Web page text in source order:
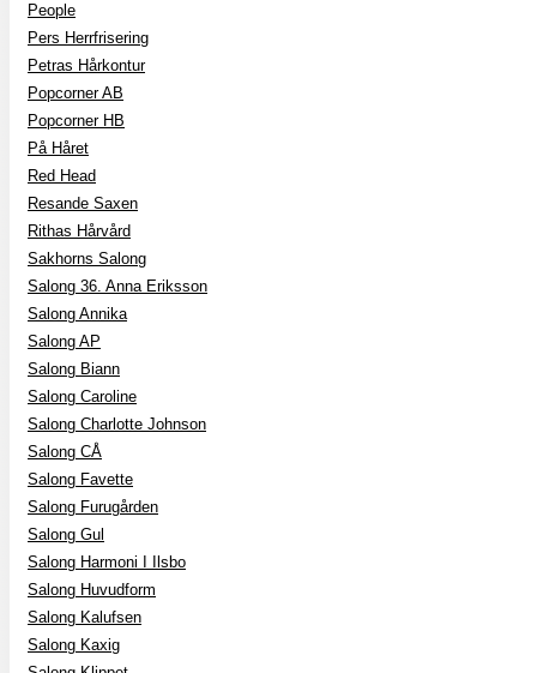
People
Pers Herrfrisering
Petras Hårkontur
Popcorner AB
Popcorner HB
På Håret
Red Head
Resande Saxen
Rithas Hårvård
Sakhorns Salong
Salong 36. Anna Eriksson
Salong Annika
Salong AP
Salong Biann
Salong Caroline
Salong Charlotte Johnson
Salong CÅ
Salong Favette
Salong Furugården
Salong Gul
Salong Harmoni I Ilsbo
Salong Huvudform
Salong Kalufsen
Salong Kaxig